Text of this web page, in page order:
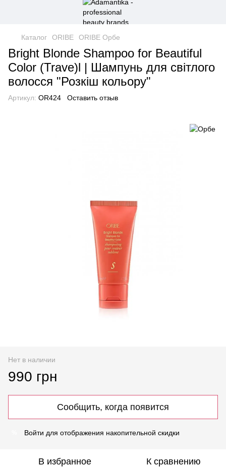
Каталог ORIBE ORIBE Орбе
Bright Blonde Shampoo for Beautiful
Color (Trave)l | Шампунь для світлого
волосся "Розкіш кольору"
Артикул: OR424 Оставить отзыв
Нет в наличии
990 грн
Сообщить, когда появится
Войти для отображения накопительной скидки
В избранное К сравнению